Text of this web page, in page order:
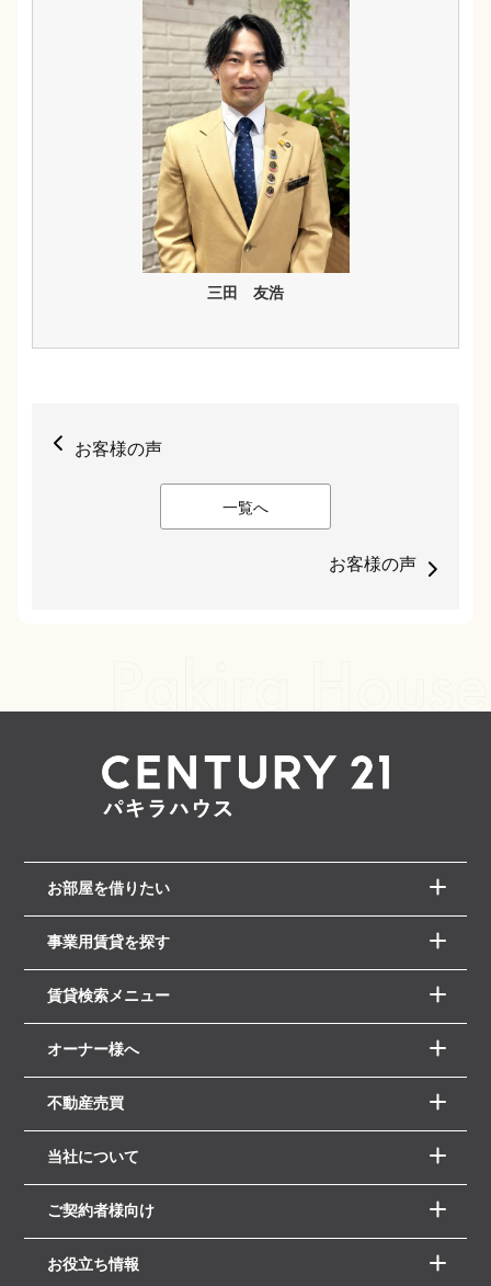
三田 友浩
お客様の声
一覧へ
お客様の声
お部屋を借りたい
事業用賃貸を探す
賃貸検索メニュー
オーナー様へ
不動産売買
当社について
ご契約者様向け
お役立ち情報